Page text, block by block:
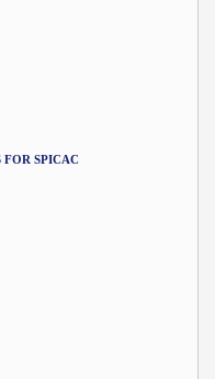
FOR SPICAC